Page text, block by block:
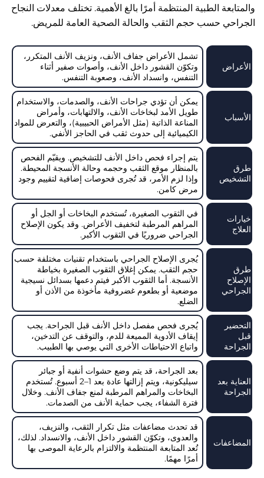
والمتابعة الطبية المنتظمة أمرًا بالغ الأهمية. تختلف معدلات النجاح
الجراحي حسب حجم الثقب والحالة الصحية العامة للمريض.
الأعراض
تشمل الأعراض جفاف الأنف، ونزيف الأنف المتكرر،
وتكوّن القشور داخل الأنف، وأصوات صفير أثناء
التنفس، وانسداد الأنف، وصعوبة التنفس.
الأسباب
يمكن أن تؤدي جراحات الأنف، والصدمات، والاستخدام
طويل الأمد لبخاخات الأنف، والالتهابات، وأمراض
المناعة الذاتية (مثل الأمراض الحبيبية)، والتعرض للمواد
الكيميائية إلى حدوث ثقب في الحاجز الأنفي.
طرق
التشخيص
يتم إجراء فحص داخل الأنف للتشخيص. ويقيّم الفحص
بالمنظار موقع الثقب وحجمه وحالة الأنسجة المحيطة.
وإذا لزم الأمر، قد تُجرى فحوصات إضافية لتقييم وجود
مرض كامن.
خيارات
العلاج
في الثقوب الصغيرة، تُستخدم البخاخات أو الجل أو
المراهم المرطبة لتخفيف الأعراض. وقد يكون الإصلاح
الجراحي ضروريًا في الثقوب الأكبر.
طرق
الإصلاح
الجراحي
يُجرى الإصلاح الجراحي باستخدام تقنيات مختلفة حسب
حجم الثقب. يمكن إغلاق الثقوب الصغيرة بخياطة
الأنسجة. أما الثقوب الأكبر فيتم دعمها بسدائل نسيجية
موضعية أو بطعوم غضروفية مأخوذة من الأذن أو
الضلع.
التحضير
قبل
الجراحة
يُجرى فحص مفصل داخل الأنف قبل الجراحة. يجب
إيقاف الأدوية المميعة للدم، والتوقف عن التدخين،
واتباع الاحتياطات الأخرى التي يوصي بها الطبيب.
العناية بعد
الجراحة
بعد الجراحة، قد يتم وضع حشوات أنفية أو جبائر
سيليكونية، ويتم إزالتها عادة بعد 1–2 أسبوع. تُستخدم
البخاخات والمراهم المرطبة لمنع جفاف الأنف. وخلال
فترة الشفاء، يجب حماية الأنف من الصدمات.
المضاعفات
قد تحدث مضاعفات مثل تكرار الثقب، والنزيف،
والعدوى، وتكوّن القشور داخل الأنف، والانسداد. لذلك،
تُعد المتابعة المنتظمة والالتزام بالرعاية الموصى بها
أمرًا مهمًا.